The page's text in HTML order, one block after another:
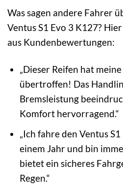
Was sagen andere Fahrer
Ventus S1 Evo 3 K127?
aus Kundenbewertungen:
„Dieser Reifen hat
übertroffen! Das
Bremsleistung
Komfort hervorragend.“
„Ich fahre den Ventus
einem Jahr und bin
bietet ein sicheres
Regen.“